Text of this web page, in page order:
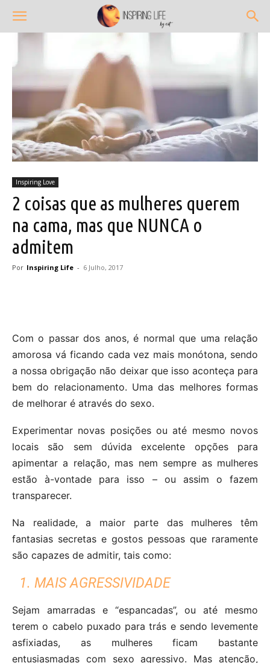
Inspiring Love
2 coisas que as mulheres querem
na cama, mas que NUNCA o
admitem
Por Inspiring Life - 6 Julho, 2017
Com o passar dos anos, é normal que uma relação
amorosa vá ficando cada vez mais monótona, sendo
a nossa obrigação não deixar que isso aconteça para
bem do relacionamento. Uma das melhores formas
de melhorar é através do sexo.
Experimentar novas posições ou até mesmo novos
locais são sem dúvida excelente opções para
apimentar a relação, mas nem sempre as mulheres
estão à-vontade para isso – ou assim o fazem
transparecer.
Na realidade, a maior parte das mulheres têm
fantasias secretas e gostos pessoas que raramente
são capazes de admitir, tais como:
1. MAIS AGRESSIVIDADE
Sejam amarradas e “espancadas”, ou até mesmo
terem o cabelo puxado para trás e sendo levemente
asfixiadas, as mulheres ficam bastante
entusiasmadas com sexo agressivo. Mas atenção,